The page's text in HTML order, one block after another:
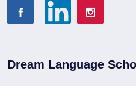
Dream Language